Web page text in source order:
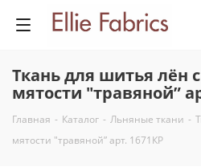
Ткань для шитья лён
мятости "травяной”
Главная - Каталог - Льняные ткани -
мятости "травяной” арт. 1671КР